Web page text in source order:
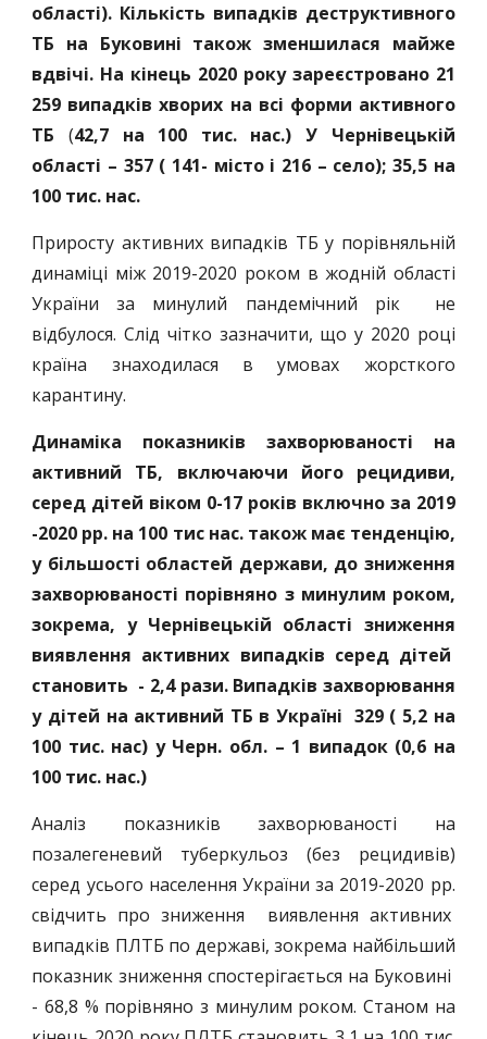
області). Кількість випадків деструктивного
ТБ на Буковині також зменшилася майже
вдвічі. На кінець 2020 року зареєстровано 21
259 випадків хворих на всі форми активного
ТБ (42,7 на 100 тис. нас.) У Чернівецькій
області – 357 ( 141- місто і 216 – село); 35,5 на
100 тис. нас.
Приросту активних випадків ТБ у порівняльній
динаміці між 2019-2020 роком в жодній області
України за минулий пандемічний рік не
відбулося. Слід чітко зазначити, що у 2020 році
країна знаходилася в умовах жорсткого
карантину.
Динаміка показників захворюваності на
активний ТБ, включаючи його рецидиви,
серед дiтей вiком 0-17 рокiв включно за 2019
-2020 рр. на 100 тис нас. також має тенденцію,
у більшості областей держави, до зниження
захворюваності порівняно з минулим роком,
зокрема, у Чернівецькій області зниження
виявлення активних випадків серед дітей
становить - 2,4 рази. Випадків захворювання
у дітей на активний ТБ в Україні 329 ( 5,2 на
100 тис. нас) у Черн. обл. – 1 випадок (0,6 на
100 тис. нас.)
Аналіз показників захворюваності на
позалегеневий туберкульоз (без рецидивів)
серед усього населення України за 2019-2020 рр.
свідчить про зниження виявлення активних
випадків ПЛТБ по державі, зокрема найбільший
показник зниження спостерігається на Буковині
- 68,8 % порівняно з минулим роком. Станом на